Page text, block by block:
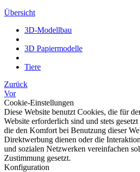
Übersicht
3D-Modellbau
3D Papiermodelle
Tiere
Zurück
Vor
Cookie-Einstellungen
Diese Website benutzt Cookies, die für
Website erforderlich sind und stets
die den Komfort bei Benutzung dieser
Direktwerbung dienen oder die
und sozialen Netzwerken vereinfachen
Zustimmung gesetzt.
Konfiguration